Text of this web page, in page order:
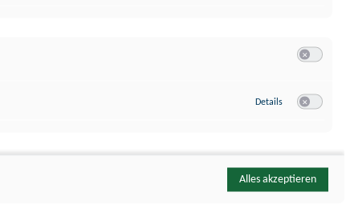
Details zu YouTube
Alles akzeptieren